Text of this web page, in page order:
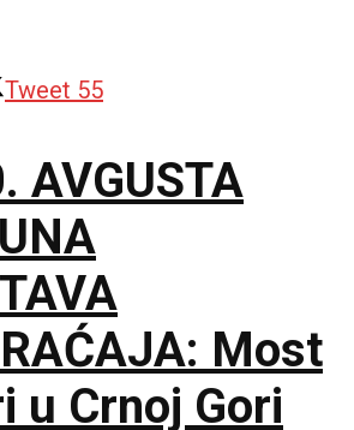
Tweet 55
AVGUSTA
Most
u Crnoj Gori